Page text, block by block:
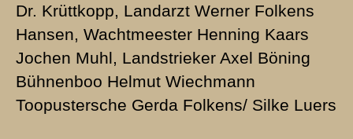
Dr. Krüttkopp, Landarzt Werner Folkens
Hansen, Wachtmeester Henning Kaars
Jochen Muhl, Landstrieker Axel Böning
Bühnenboo Helmut Wiechmann
Toopustersche Gerda Folkens/ Silke Luers